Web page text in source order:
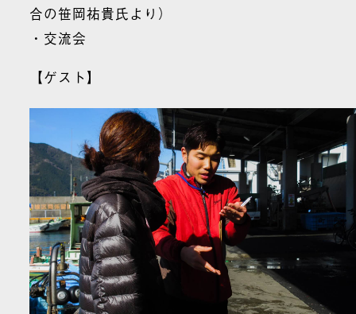
合の笹岡祐貴氏より）
・交流会
【ゲスト】